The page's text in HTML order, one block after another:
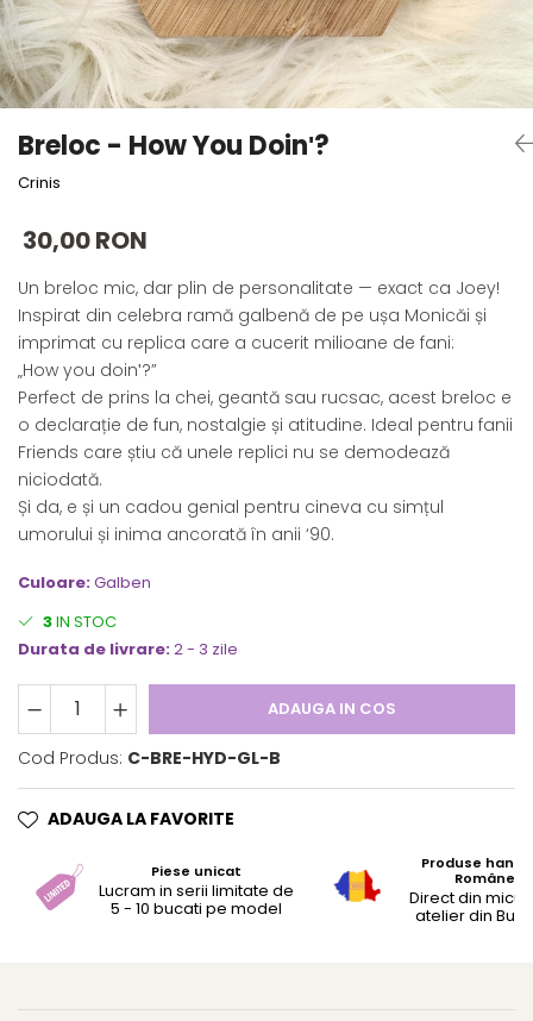
Friends
Fructe
Fundite
Monstera
Neon Collection
Pink Pastel
Second Breakfast
Tiny but Mighty
White Sensation
Breloc - How You Doinʹ?
Crinis
30,00 RON
Un breloc mic, dar plin de personalitate — exact ca Joey!
Inspirat din celebra ramă galbenă de pe ușa Monicăi și
imprimat cu replica care a cucerit milioane de fani:
„How you doinʹ?”
Perfect de prins la chei, geantă sau rucsac, acest breloc e
o declarație de fun, nostalgie și atitudine. Ideal pentru fanii
Friends care știu că unele replici nu se demodează
niciodată.
Și da, e și un cadou genial pentru cineva cu simțul
umorului și inima ancorată în anii ‘90.
Culoare:Galben
3IN STOC
Durata de livrare:2 - 3 zile
ADAUGA IN COS
Cod Produs: C-BRE-HYD-GL-B
ADAUGA LA FAVORITE
Piese unicat
Lucram in serii limitate de
5 - 10 bucati pe model
Produse
Românești
Direct din micul
atelier din